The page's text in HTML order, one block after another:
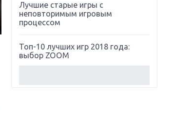
Лучшие старые игры с
неповторимым игровым
процессом
Топ-10 лучших игр 2018 года:
выбор ZOOM